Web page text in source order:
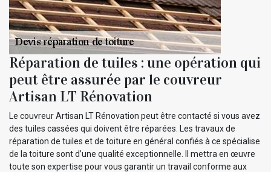
Réparation de tuiles : une opération qui
peut être assurée par le couvreur
Artisan LT Rénovation
Le couvreur Artisan LT Rénovation peut être contacté si vous avez
des tuiles cassées qui doivent être réparées. Les travaux de
réparation de tuiles et de toiture en général confiés à ce spécialise
de la toiture sont d’une qualité exceptionnelle. Il mettra en œuvre
toute son expertise pour vous garantir un travail conforme aux